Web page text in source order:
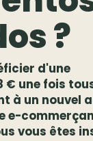
?
d'une
€ une fois
à un nouvel
e-
vous êtes